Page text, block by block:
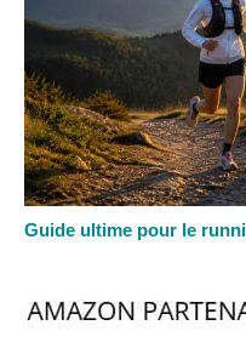
Guide ultime pour le